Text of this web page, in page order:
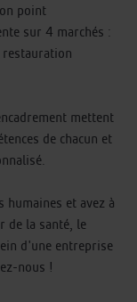
point
sur 4 marchés :
mettent
de chacun et
humaines et avez à
de la santé, le
d'une entreprise
nous !